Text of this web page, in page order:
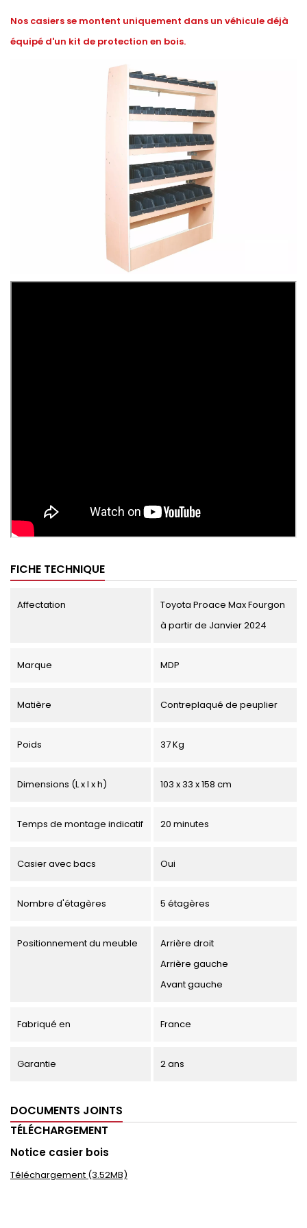
Nos casiers se montent uniquement dans un véhicule déjà
équipé d'un kit de protection en bois.
FICHE TECHNIQUE
Affectation
Toyota Proace Max Fourgon
à partir de Janvier 2024
Marque MDP
Matière Contreplaqué de peuplier
Poids 37 Kg
Dimensions (L x l x h) 103 x 33 x 158 cm
Temps de montage indicatif 20 minutes
Casier avec bacs Oui
Nombre d'étagères 5 étagères
Positionnement du meuble
Arrière droit
Arrière gauche
Avant gauche
Fabriqué en France
Garantie 2 ans
DOCUMENTS JOINTS
TÉLÉCHARGEMENT
Notice casier bois
Téléchargement (3.52MB)